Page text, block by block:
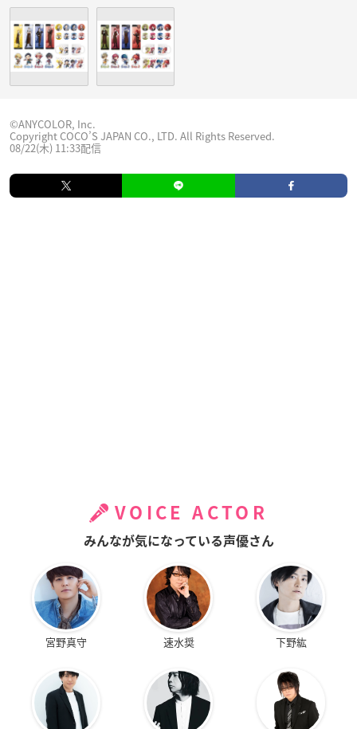
©ANYCOLOR, Inc.
Copyright COCO’S JAPAN CO., LTD. All Rights Reserved.
08/22(木) 11:33配信
VOICE ACTOR
みんなが気になっている声優さん
宮野真守 速水奨 下野紘